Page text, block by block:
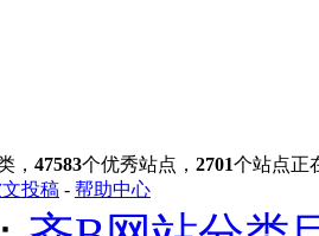
， 47583个优秀站点， 2701个站点正
投稿 - 帮助中心